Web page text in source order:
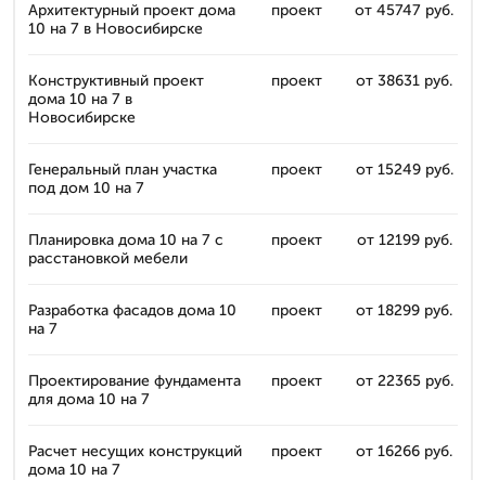
Архитектурный проект дома
10 на 7 в Новосибирске
проект от 45747 руб.
Конструктивный проект
дома 10 на 7 в
Новосибирске
проект от 38631 руб.
Генеральный план участка
под дом 10 на 7
проект от 15249 руб.
Планировка дома 10 на 7 с
расстановкой мебели
проект от 12199 руб.
Разработка фасадов дома 10
на 7
проект от 18299 руб.
Проектирование фундамента
для дома 10 на 7
проект от 22365 руб.
Расчет несущих конструкций
дома 10 на 7
проект от 16266 руб.